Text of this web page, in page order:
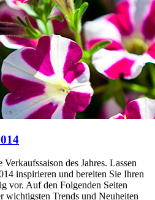
des Jahres. Lassen
inspirieren und bereiten Sie Ihren
vor. Auf den Folgenden Seiten
wichtigsten Trends und Neuheiten